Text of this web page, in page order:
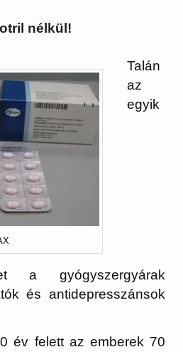
nélkül!
Talán
az
egyik
a gyógyszergyárak
és antidepresszánsok
év felett az emberek 70